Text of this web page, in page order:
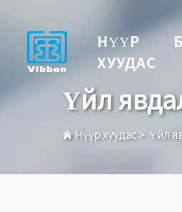
НҮҮР
ХУУДАС
Үйл
Нүүр хуудас> Үйл